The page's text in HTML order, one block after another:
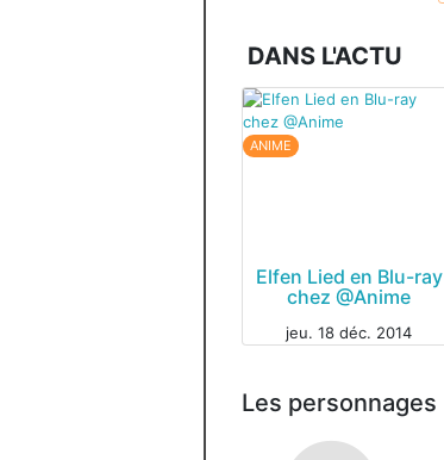
DANS L'ACTU
ANIME
Elfen Lied en Blu-ray
chez @Anime
jeu. 18 déc. 2014
Les personnages